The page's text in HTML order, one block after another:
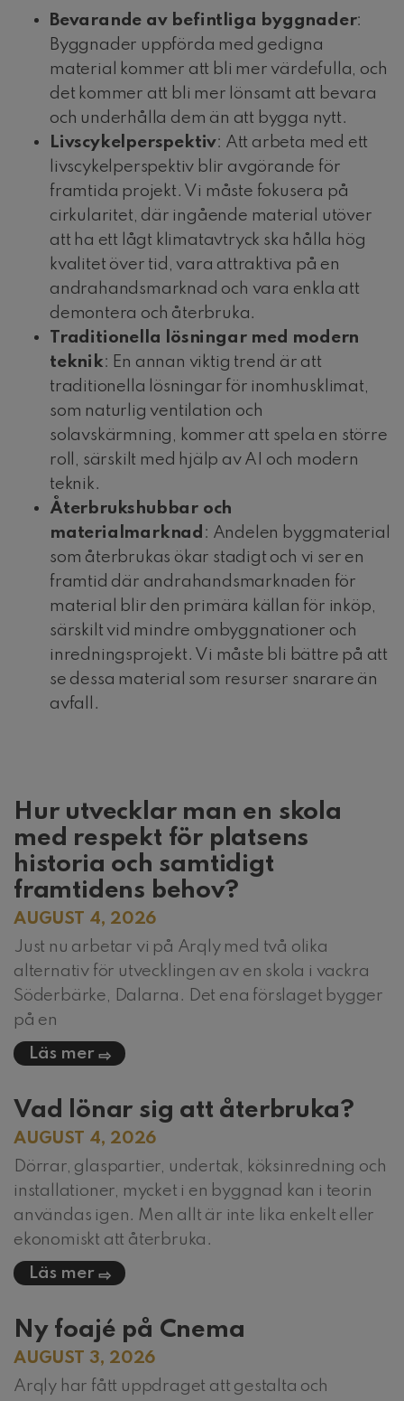
Bevarande av befintliga byggnader:
Byggnader uppförda med gedigna
material kommer att bli mer värdefulla, och
det kommer att bli mer lönsamt att bevara
och underhålla dem än att bygga nytt.
Livscykelperspektiv: Att arbeta med ett
livscykelperspektiv blir avgörande för
framtida projekt. Vi måste fokusera på
cirkularitet, där ingående material utöver
att ha ett lågt klimatavtryck ska hålla hög
kvalitet över tid, vara attraktiva på en
andrahandsmarknad och vara enkla att
demontera och återbruka.
Traditionella lösningar med modern
teknik: En annan viktig trend är att
traditionella lösningar för inomhusklimat,
som naturlig ventilation och
solavskärmning, kommer att spela en större
roll, särskilt med hjälp av AI och modern
teknik.
Återbrukshubbar och
materialmarknad : Andelen byggmaterial
som återbrukas ökar stadigt och vi ser en
framtid där andrahandsmarknaden för
material blir den primära källan för inköp,
särskilt vid mindre ombyggnationer och
inredningsprojekt. Vi måste bli bättre på att
se dessa material som resurser snarare än
avfall.
Hur utvecklar man en skola
med respekt för platsens
historia och samtidigt
framtidens behov?
AUGUST 4, 2026
Just nu arbetar vi på Arqly med två olika
alternativ för utvecklingen av en skola i vackra
Söderbärke, Dalarna. Det ena förslaget bygger
på en
Läs mer
Vad lönar sig att återbruka?
AUGUST 4, 2026
Dörrar, glaspartier, undertak, köksinredning och
installationer, mycket i en byggnad kan i teorin
användas igen. Men allt är inte lika enkelt eller
ekonomiskt att återbruka.
Läs mer
Ny foajé på Cnema
AUGUST 3, 2026
Arqly har fått uppdraget att gestalta och